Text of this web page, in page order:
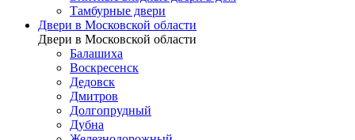
Тамбурные двери
Двери в Московской области
Двери в Московской области
Балашиха
Воскресенск
Дедовск
Дмитров
Долгопрудный
Дубна